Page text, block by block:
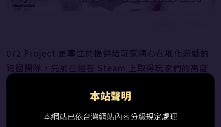
本站聲明
本網站已依台灣網站內容分級規定處理
072 Project 是專注於提供給玩家精心在地化遊戲的
跨國團隊，先前已經在 Steam 上取得玩家們的高度
信賴，這次自建 072 Project 平台就是想給老司機們
可以直接取得完整無碼版的實用作品，所有瑟瑟遊戲
將不再受到嚴格的審查限制！